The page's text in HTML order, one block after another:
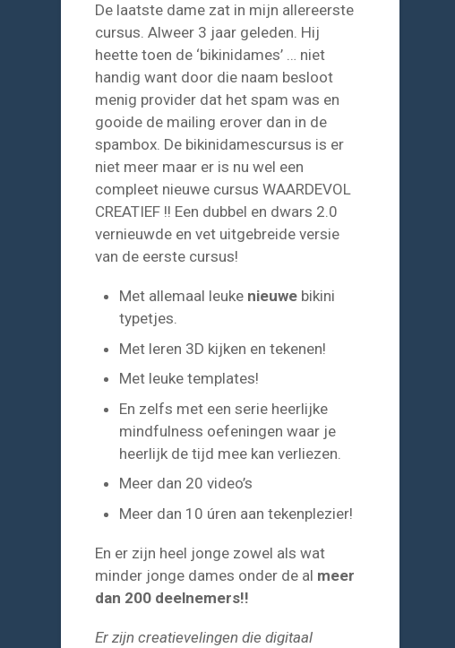
De laatste dame zat in mijn allereerste
cursus. Alweer 3 jaar geleden. Hij
heette toen de ‘bikinidames’ … niet
handig want door die naam besloot
menig provider dat het spam was en
gooide de mailing erover dan in de
spambox. De bikinidamescursus is er
niet meer maar er is nu wel een
compleet nieuwe cursus WAARDEVOL
CREATIEF !! Een dubbel en dwars 2.0
vernieuwde en vet uitgebreide versie
van de eerste cursus!
Met allemaal leuke nieuwe bikini
typetjes.
Met leren 3D kijken en tekenen!
Met leuke templates!
En zelfs met een serie heerlijke
mindfulness oefeningen waar je
heerlijk de tijd mee kan verliezen.
Meer dan 20 video’s
Meer dan 10 úren aan tekenplezier!
En er zijn heel jonge zowel als wat
minder jonge dames onder de al meer
dan 200 deelnemers!!
Er zijn creatievelingen die digitaal